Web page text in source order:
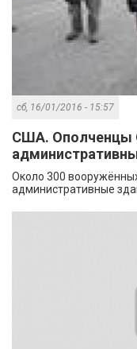
сб, 16/01/2016 - 15:57
США. Ополченцы
Около 300
административные